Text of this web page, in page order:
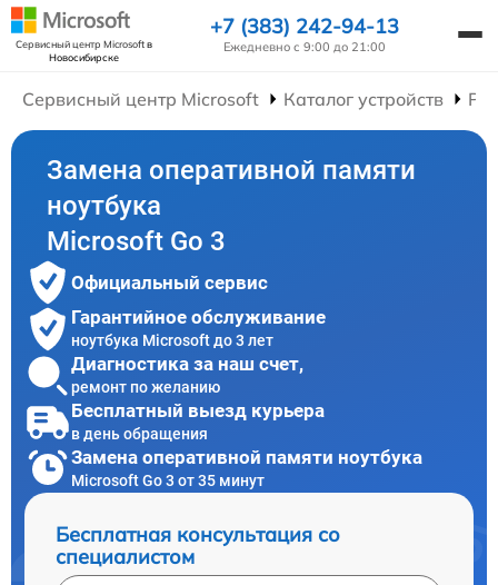
Сервисный центр Microsoftв
Новосибирске
+7 (383) 242-94-13
Ежедневно с 9:00 до 21:00
Сервисный центр Microsoft Каталог устройств
Замена оперативной памяти
ноутбука
Microsoft Go 3
Официальный сервис
Гарантийное обслуживание
ноутбука Microsoft до 3 лет
Диагностика за наш счет,
ремонт по желанию
Бесплатный выезд курьера
в день обращения
Замена оперативной памяти ноутбука
Microsoft Go 3 от 35 минут
Бесплатная консультация со
специалистом